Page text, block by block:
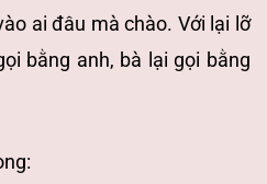
ai đâu mà chào. Với lại lỡ
bằng anh, bà lại gọi bằng